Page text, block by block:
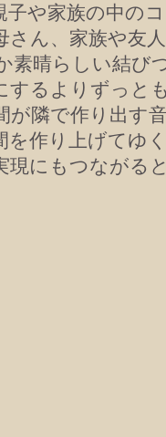
や家族の中の
さん、家族や友
素晴らしい結び
するよりずっと
が隣で作り出す
を作り上げてゆ
現にもつながる